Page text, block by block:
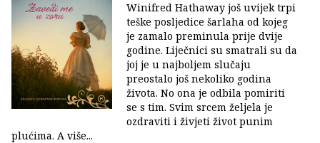
Winifred Hathaway još uvijek trpi
teške posljedice šarlaha od kojeg
je zamalo preminula prije dvije
godine. Liječnici su smatrali su da
joj je u najboljem slučaju
preostalo još nekoliko godina
života. No ona je odbila pomiriti
se s tim. Svim srcem željela je
ozdraviti i živjeti život punim
plućima. A više...